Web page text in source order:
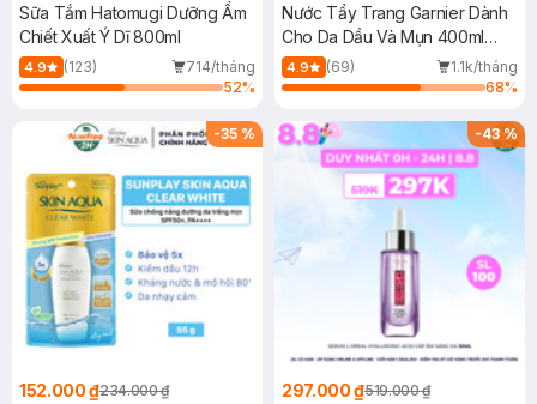
Sữa Tắm Hatomugi Dưỡng Ẩm
Chiết Xuất Ý Dĩ 800ml
4.9 (123)
714/tháng
52%
Nước Tẩy Trang Garnier Dành
Cho Da Dầu Và Mụn 400ml
(Mới)
4.9 (69)
1.1k/tháng
68%
-35 %
152.000 ₫234.000 ₫
-43%
297.000 ₫519.000 ₫